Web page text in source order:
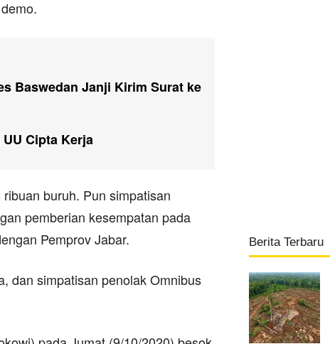
Baswedan Janji Kirim Surat ke
Cipta Kerja
buruh. Pun simpatisan
pemberian kesempatan pada
Pemprov Jabar.
dan simpatisan penolak Omnibus
Berita Terbaru